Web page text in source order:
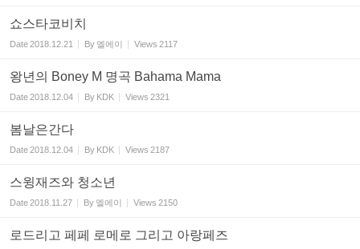
쇼스타코비치
Date2018.12.21 By엘에이 Views 2117
왕년의 Boney M 명곡 Bahama Mama
Date2018.12.04 By KDK Views 2321
봄날은간다
Date2018.12.04 By KDK Views 2187
스윙재즈와 청소년
Date2018.11.27 By엘에이 Views 2150
로드리고 페페 로메로 그리고 아랑페즈